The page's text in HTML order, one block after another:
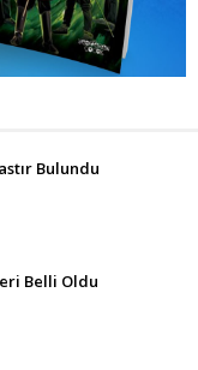
Bulundu
Belli Oldu